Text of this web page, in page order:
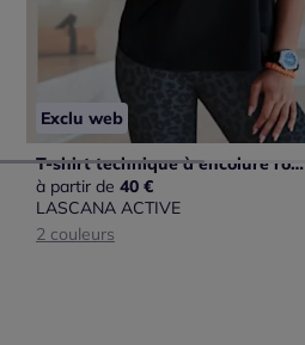
Exclu web
T-shirt technique à encolure ronde avec logo minimaliste
à partir de 40 €
LASCANA ACTIVE
2 couleurs